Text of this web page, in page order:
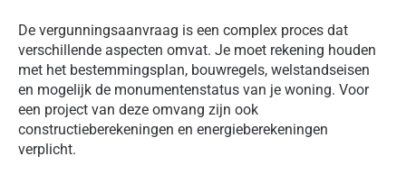
De vergunningsaanvraag is een complex proces dat
verschillende aspecten omvat. Je moet rekening houden
met het bestemmingsplan, bouwregels, welstandseisen
en mogelijk de monumentenstatus van je woning. Voor
een project van deze omvang zijn ook
constructieberekeningen en energieberekeningen
verplicht.